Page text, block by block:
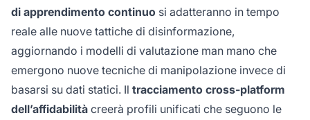
di apprendimento continuo si adatteranno in tempo
reale alle nuove tattiche di disinformazione,
aggiornando i modelli di valutazione man mano che
emergono nuove tecniche di manipolazione invece di
basarsi su dati statici. Il tracciamento cross-platform
dell’affidabilità creerà profili unificati che seguono le